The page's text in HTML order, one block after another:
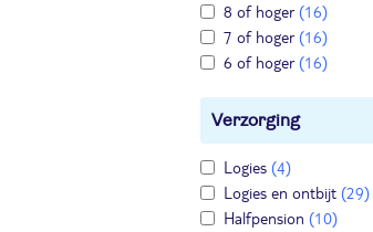
8 of hoger(16)
7 of hoger(16)
6 of hoger(16)
Verzorging
Logies (4)
Logies en ontbijt (29)
Halfpension (10)